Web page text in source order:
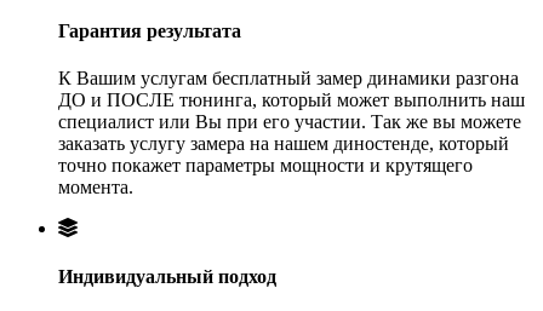
Гарантия результата
К Вашим услугам бесплатный замер динамики разгона
ДО и ПОСЛЕ тюнинга, который может выполнить наш
специалист или Вы при его участии. Так же вы можете
заказать услугу замера на нашем диностенде, который
точно покажет параметры мощности и крутящего
момента.
Индивидуальный подход